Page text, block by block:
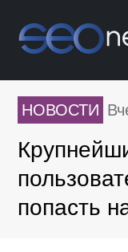
НОВОСТИ
попасть